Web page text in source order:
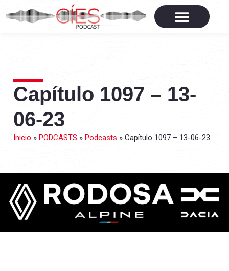
Capítulo 1097 – 13-
06-23
Inicio » PODCASTS » Podcasts » Capítulo 1097 – 13-06-23